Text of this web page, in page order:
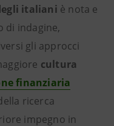
italiani è nota e
di indagine,
gli approcci
cultura
finanziaria
ricerca
impegno in